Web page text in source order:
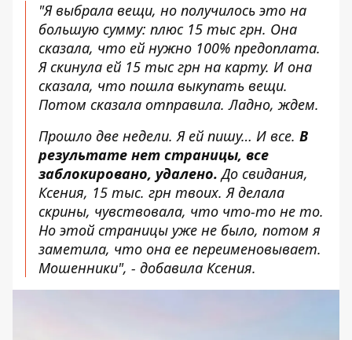
"Я выбрала вещи, но получилось это на
большую сумму: плюс 15 тыс грн. Она
сказала, что ей нужно 100% предоплата.
Я скинула ей 15 тыс грн на карту. И она
сказала, что пошла выкупать вещи.
Потом сказала отправила. Ладно, ждем.
Прошло две недели. Я ей пишу… И все. В
результате нет страницы, все
заблокировано, удалено. До свидания,
Ксения, 15 тыс. грн твоих. Я делала
скрины, чувствовала, что что-то не то.
Но этой страницы уже не было, потом я
заметила, что она ее переименовывает.
Мошенники", - добавила Ксения.